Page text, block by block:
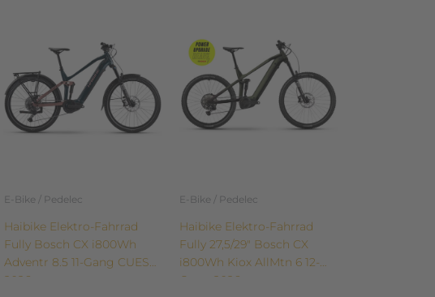
E-Bike / Pedelec
Haibike Elektro-Fahrrad
Fully Bosch CX i800Wh
Adventr 8.5 11-Gang CUES
2026
mehrere
Varianten
auf.
Die
Optionen
gewählt
werden
E-Bike / Pedelec
Haibike Elektro-Fahrrad
Fully 27,5/29″ Bosch CX
i800Wh Kiox AllMtn 6 12-
Gang 2026
mehrere
Varianten
auf.
Die
Optionen
gewählt
werden